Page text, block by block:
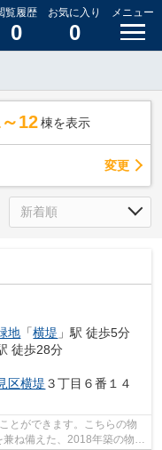
覧履歴
0
お気に入り
0
メニュー
12 棟を表示
変更
地 「横堤 」駅 徒歩5分
徒歩28分
区横堤 ３丁目６番１４
とができます。こちらの物
ね備えた、2018年築の物件